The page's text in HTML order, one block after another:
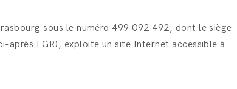
sous le numéro 499 092 492, dont le siège
FGR), exploite un site Internet accessible à